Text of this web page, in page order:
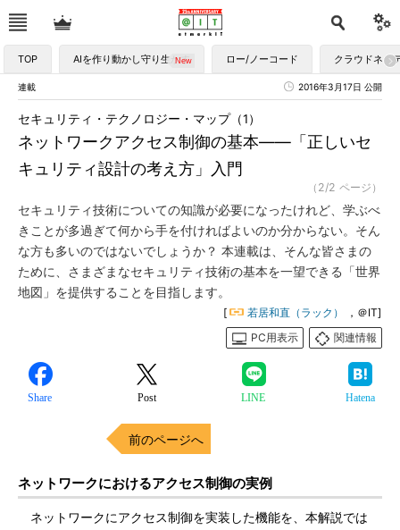
TOP AIを作り動かし守り生かす ロー/ノーコード クラウドネイ
連載 2016年3月17日 公開
ネットワークアクセス制御の基本――「正しいセ
キュリティ設計の考え方」入門
セキュリティ・テクノロジー・マップ（1）
（2/2 ページ）
セキュリティ技術についての知識が必要になったけれど、学ぶべ
きことが多過ぎて何から手を付ければよいのか分からない。そん
な方も多いのではないでしょうか？ 本連載は、そんな皆さまの
ために、さまざまなセキュリティ技術の基本を一望できる「世界
地図」を提供することを目指します。
[ 若居和直（ラック）
，＠IT]
PC用表示
関連情報
Share Post LINE Hatena
前のページへ
ネットワークにおけるアクセス制御の実例
ネットワークにアクセス制御を実装した機能を、本解説では